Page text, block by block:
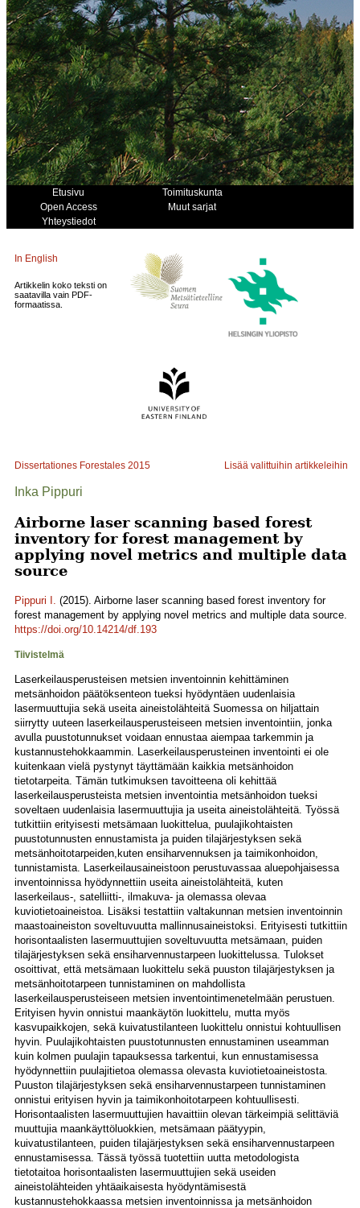
Etusivu
Toimituskunta
Open Access
Muut sarjat
Yhteystiedot
In English
Artikkelin koko teksti on
saatavilla vain PDF-
formaatissa.
Dissertationes Forestales 2015 Lisää valittuihin artikkeleihin
Inka Pippuri
Airborne laser scanning based forest
inventory for forest management by
applying novel metrics and multiple data
source
Pippuri I. (2015). Airborne laser scanning based forest inventory for
forest management by applying novel metrics and multiple data source.
https://doi.org/10.14214/df.193
Tiivistelmä
Laserkeilausperusteisen metsien inventoinnin kehittäminen
metsänhoidon päätöksenteon tueksi hyödyntäen uudenlaisia
lasermuuttujia sekä useita aineistolähteitä Suomessa on hiljattain
siirrytty uuteen laserkeilausperusteiseen metsien inventointiin, jonka
avulla puustotunnukset voidaan ennustaa aiempaa tarkemmin ja
kustannustehokkaammin. Laserkeilausperusteinen inventointi ei ole
kuitenkaan vielä pystynyt täyttämään kaikkia metsänhoidon
tietotarpeita. Tämän tutkimuksen tavoitteena oli kehittää
laserkeilausperusteista metsien inventointia metsänhoidon tueksi
soveltaen uudenlaisia lasermuuttujia ja useita aineistolähteitä. Työssä
tutkittiin erityisesti metsämaan luokittelua, puulajikohtaisten
puustotunnusten ennustamista ja puiden tilajärjestyksen sekä
metsänhoitotarpeiden,kuten ensiharvennuksen ja taimikonhoidon,
tunnistamista. Laserkeilausaineistoon perustuvassaa aluepohjaisessa
inventoinnissa hyödynnettiin useita aineistolähteitä, kuten
laserkeilaus-, satelliitti-, ilmakuva- ja olemassa olevaa
kuviotietoaineistoa. Lisäksi testattiin valtakunnan metsien inventoinnin
maastoaineiston soveltuvuutta mallinnusaineistoksi. Erityisesti tutkittiin
horisontaalisten lasermuuttujien soveltuvuutta metsämaan, puiden
tilajärjestyksen sekä ensiharvennustarpeen luokittelussa. Tulokset
osoittivat, että metsämaan luokittelu sekä puuston tilajärjestyksen ja
metsänhoitotarpeen tunnistaminen on mahdollista
laserkeilausperusteiseen metsien inventointimenetelmään perustuen.
Erityisen hyvin onnistui maankäytön luokittelu, mutta myös
kasvupaikkojen, sekä kuivatustilanteen luokittelu onnistui kohtuullisen
hyvin. Puulajikohtaisten puustotunnusten ennustaminen useamman
kuin kolmen puulajin tapauksessa tarkentui, kun ennustamisessa
hyödynnettiin puulajitietoa olemassa olevasta kuviotietoaineistosta.
Puuston tilajärjestyksen sekä ensiharvennustarpeen tunnistaminen
onnistui erityisen hyvin ja taimikonhoitotarpeen kohtuullisesti.
Horisontaalisten lasermuuttujien havaittiin olevan tärkeimpiä selittäviä
muuttujia maankäyttöluokkien, metsämaan päätyypin,
kuivatustilanteen, puiden tilajärjestyksen sekä ensiharvennustarpeen
ennustamisessa. Tässä työssä tuotettiin uutta metodologista
tietotaitoa horisontaalisten lasermuuttujien sekä useiden
aineistolähteiden yhtäaikaisesta hyödyntämisestä
kustannustehokkaassa metsien inventoinnissa ja metsänhoidon